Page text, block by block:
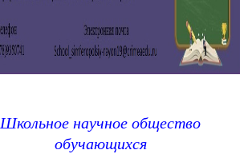
Школьное научное общество
обучающихся